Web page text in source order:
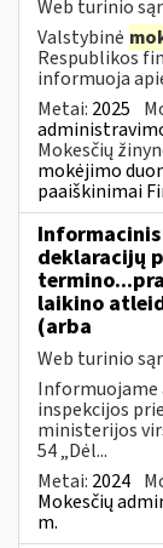
Web turinio
Valstybinė
Respublikos
informuoja
Metai: 2025
Mokesčių
mokėjimo
paaiškinimai
deklaracijų
laikino
(arba
Web turinio
Informuojame
inspekcijos
ministerijos
54 „Dėl...
Metai: 2024
Mokesčių
m.